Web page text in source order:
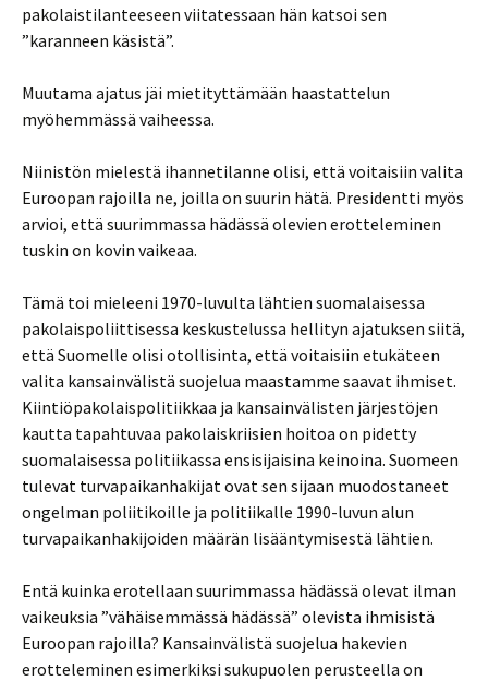
pakolaistilanteeseen viitatessaan hän katsoi sen
”karanneen käsistä”.
Muutama ajatus jäi mietityttämään haastattelun
myöhemmässä vaiheessa.
Niinistön mielestä ihannetilanne olisi, että voitaisiin valita
Euroopan rajoilla ne, joilla on suurin hätä. Presidentti myös
arvioi, että suurimmassa hädässä olevien erotteleminen
tuskin on kovin vaikeaa.
Tämä toi mieleeni 1970-luvulta lähtien suomalaisessa
pakolaispoliittisessa keskustelussa hellityn ajatuksen siitä,
että Suomelle olisi otollisinta, että voitaisiin etukäteen
valita kansainvälistä suojelua maastamme saavat ihmiset.
Kiintiöpakolaispolitiikkaa ja kansainvälisten järjestöjen
kautta tapahtuvaa pakolaiskriisien hoitoa on pidetty
suomalaisessa politiikassa ensisijaisina keinoina. Suomeen
tulevat turvapaikanhakijat ovat sen sijaan muodostaneet
ongelman poliitikoille ja politiikalle 1990-luvun alun
turvapaikanhakijoiden määrän lisääntymisestä lähtien.
Entä kuinka erotellaan suurimmassa hädässä olevat ilman
vaikeuksia ”vähäisemmässä hädässä” olevista ihmisistä
Euroopan rajoilla? Kansainvälistä suojelua hakevien
erotteleminen esimerkiksi sukupuolen perusteella on